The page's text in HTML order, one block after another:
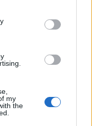
in below Google
my
the